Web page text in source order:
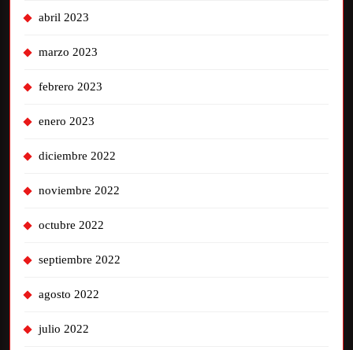
abril 2023
marzo 2023
febrero 2023
enero 2023
diciembre 2022
noviembre 2022
octubre 2022
septiembre 2022
agosto 2022
julio 2022